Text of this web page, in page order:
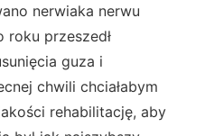
nerwiaka nerwu
przeszedł
guza i
chwili chciałabym
rehabilitację, aby